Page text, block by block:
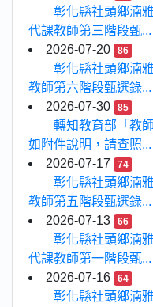
彰化縣社頭鄉湳
代課教師第三階段甄...
2026-07-20
86
彰化縣社頭鄉湳
教師第六階段甄選錄...
2026-07-30
85
轉知教育部「教
如附件說明，請查照...
2026-07-17
74
彰化縣社頭鄉湳
教師第五階段甄選錄...
2026-07-13
66
彰化縣社頭鄉湳
代課教師第一階段甄...
2026-07-16
64
彰化縣社頭鄉湳